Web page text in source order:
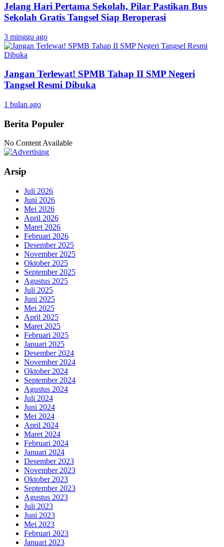
Jelang Hari Pertama Sekolah, Pilar Pastikan Bus
Sekolah Gratis Tangsel Siap Beroperasi
3 minggu ago
Jangan Terlewat! SPMB Tahap II SMP Negeri
Tangsel Resmi Dibuka
1 bulan ago
Berita Populer
No Content Available
Arsip
Juli 2026
Juni 2026
Mei 2026
April 2026
Maret 2026
Februari 2026
Desember 2025
November 2025
Oktober 2025
September 2025
Agustus 2025
Juli 2025
Juni 2025
Mei 2025
April 2025
Maret 2025
Februari 2025
Januari 2025
Desember 2024
November 2024
Oktober 2024
September 2024
Agustus 2024
Juli 2024
Juni 2024
Mei 2024
April 2024
Maret 2024
Februari 2024
Januari 2024
Desember 2023
November 2023
Oktober 2023
September 2023
Agustus 2023
Juli 2023
Juni 2023
Mei 2023
Februari 2023
Januari 2023